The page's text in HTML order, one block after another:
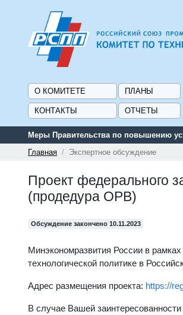
О КОМИТЕТЕ ПЛАНЫ
КОНТАКТЫ ОТЧЕТЫ
Меры Правительства по повышению
Главная
Экспертное обсуждение
Проект федерального
(продедура ОРВ)
Обсуждение закончено 10.11.2023
Минэкономразвития России в
технологической политике в
Адрес размещения проекта: https://
В случае Вашей